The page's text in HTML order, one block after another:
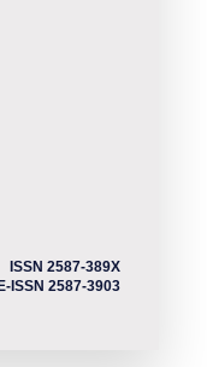
ISSN 2587-389X
E-ISSN 2587-3903